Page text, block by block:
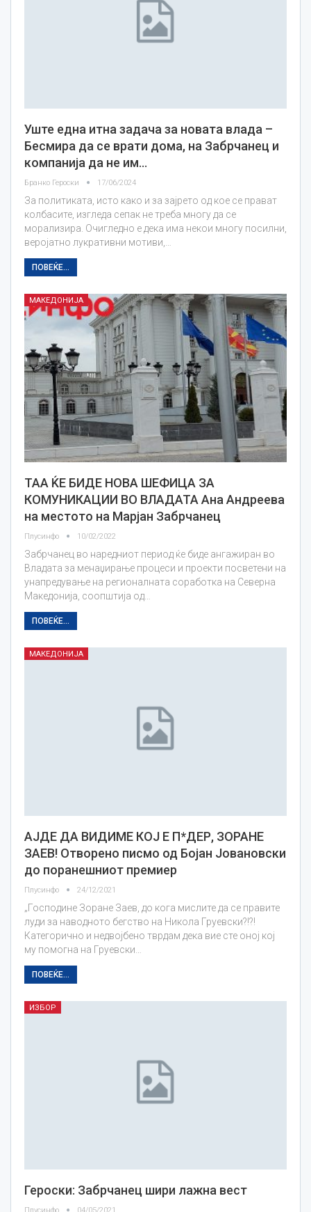
Уште една итна задача за новата влада –
Бесмира да се врати дома, на Забрчанец и
компанија да не им…
Бранко Героски 17/06/2024
За политиката, исто како и за зајрето од кое се прават
колбасите, изгледа сепак не треба многу да се
морализира. Очигледно е дека има некои многу посилни,
веројатно лукративни мотиви,…
ПОВЕЌЕ...
МАКЕДОНИЈА
ТАА ЌЕ БИДЕ НОВА ШЕФИЦА ЗА
КОМУНИКАЦИИ ВО ВЛАДАТА Ана Андреева
на местото на Марјан Забрчанец
Плусинфо 10/02/2022
Забрчанец во наредниот период ќе биде ангажиран во
Владата за менаџирање процеси и проекти посветени на
унапредување на регионалната соработка на Северна
Македонија, соопштија од…
ПОВЕЌЕ...
МАКЕДОНИЈА
АЈДЕ ДА ВИДИМЕ КОЈ Е П*ДЕР, ЗОРАНЕ
ЗАЕВ! Отворено писмо од Бојан Јовановски
до поранешниот премиер
Плусинфо 24/12/2021
„Господине Зоране Заев, до кога мислите да се правите
луди за наводното бегство на Никола Груевски?!?!
Категорично и недвојбено тврдам дека вие сте оној кој
му помогна на Груевски…
ПОВЕЌЕ...
ИЗБОР
Героски: Забрчанец шири лажна вест